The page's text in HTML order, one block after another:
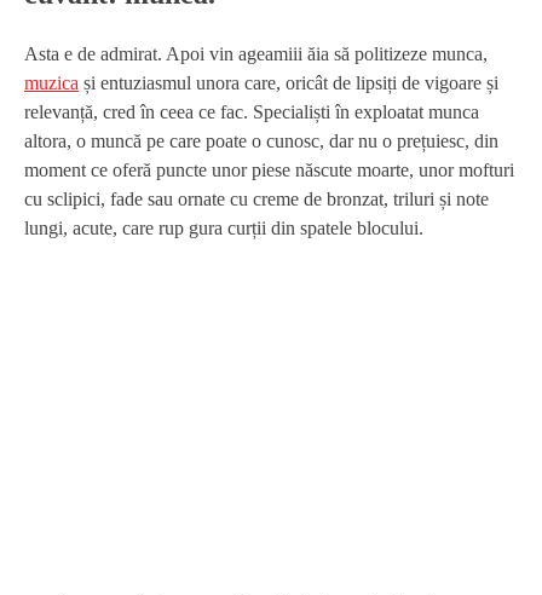
Asta e de admirat. Apoi vin ageamiii ăia să politizeze munca,
muzica și entuziasmul unora care, oricât de lipsiți de vigoare și
relevanță, cred în ceea ce fac. Specialiști în exploatat munca
altora, o muncă pe care poate o cunosc, dar nu o prețuiesc, din
moment ce oferă puncte unor piese născute moarte, unor mofturi
cu sclipici, fade sau ornate cu creme de bronzat, triluri și note
lungi, acute, care rup gura curții din spatele blocului.